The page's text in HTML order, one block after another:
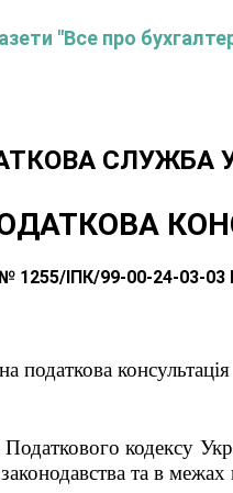
"Все про
СЛУЖБА
1255/ІПК/99-00-24-03-03
податкова консультація
кодексу
та в межах